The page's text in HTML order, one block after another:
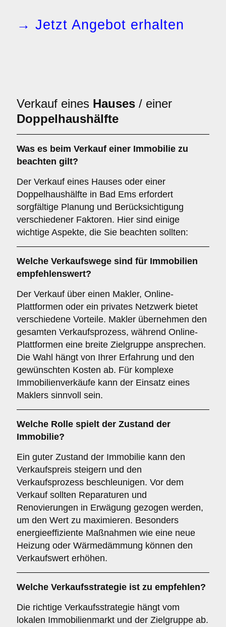
→ Jetzt Angebot erhalten
Verkauf eines Hauses / einer
Doppelhaushälfte
Was es beim Verkauf einer Immobilie zu
beachten gilt?
Der Verkauf eines Hauses oder einer
Doppelhaushälfte in Bad Ems erfordert
sorgfältige Planung und Berücksichtigung
verschiedener Faktoren. Hier sind einige
wichtige Aspekte, die Sie beachten sollten:
Welche Verkaufswege sind für Immobilien
empfehlenswert?
Der Verkauf über einen Makler, Online-
Plattformen oder ein privates Netzwerk bietet
verschiedene Vorteile. Makler übernehmen den
gesamten Verkaufsprozess, während Online-
Plattformen eine breite Zielgruppe ansprechen.
Die Wahl hängt von Ihrer Erfahrung und den
gewünschten Kosten ab. Für komplexe
Immobilienverkäufe kann der Einsatz eines
Maklers sinnvoll sein.
Welche Rolle spielt der Zustand der
Immobilie?
Ein guter Zustand der Immobilie kann den
Verkaufspreis steigern und den
Verkaufsprozess beschleunigen. Vor dem
Verkauf sollten Reparaturen und
Renovierungen in Erwägung gezogen werden,
um den Wert zu maximieren. Besonders
energieeffiziente Maßnahmen wie eine neue
Heizung oder Wärmedämmung können den
Verkaufswert erhöhen.
Welche Verkaufsstrategie ist zu empfehlen?
Die richtige Verkaufsstrategie hängt vom
lokalen Immobilienmarkt und der Zielgruppe ab.